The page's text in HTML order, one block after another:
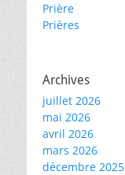
Prière
Prières
Archives
juillet 2026
mai 2026
avril 2026
mars 2026
décembre 2025